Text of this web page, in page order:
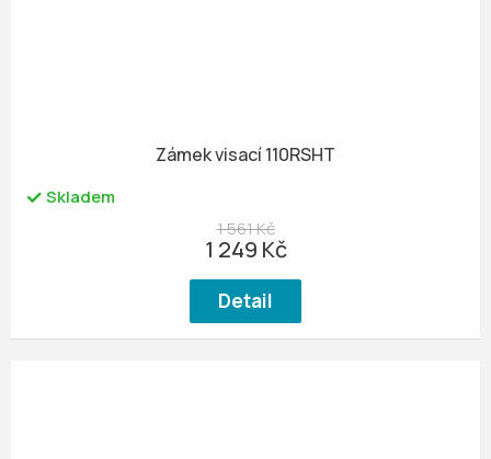
Zámek visací 110RSHT
Skladem
1 561 Kč
1 249 Kč
Detail